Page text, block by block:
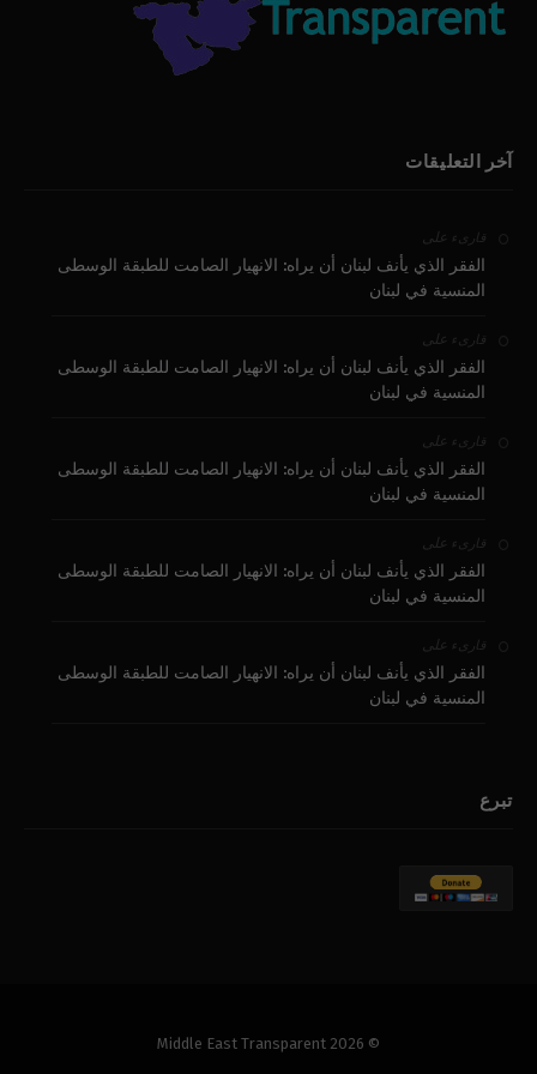
آخر التعليقات
قارىء على
الفقر الذي يأنف لبنان أن يراه: الانهيار الصامت للطبقة الوسطى
المنسية في لبنان
قارىء على
الفقر الذي يأنف لبنان أن يراه: الانهيار الصامت للطبقة الوسطى
المنسية في لبنان
قارىء على
الفقر الذي يأنف لبنان أن يراه: الانهيار الصامت للطبقة الوسطى
المنسية في لبنان
قارىء على
الفقر الذي يأنف لبنان أن يراه: الانهيار الصامت للطبقة الوسطى
المنسية في لبنان
قارىء على
الفقر الذي يأنف لبنان أن يراه: الانهيار الصامت للطبقة الوسطى
المنسية في لبنان
تبرع
© 2026 Middle East Transparent